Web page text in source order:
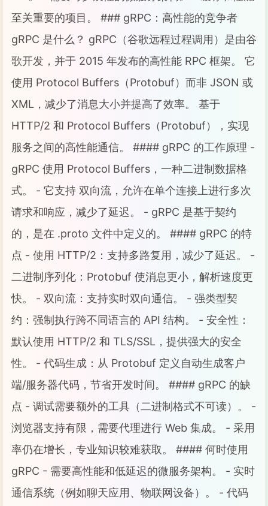
至关重要的项目。 ### gRPC：高性能的竞争者
gRPC 是什么？ gRPC（谷歌远程过程调用）是由谷
歌开发，并于 2015 年发布的高性能 RPC 框架。 它
使用 Protocol Buffers（Protobuf）而非 JSON 或
XML，减少了消息大小并提高了效率。 基于
HTTP/2 和 Protocol Buffers（Protobuf），实现
服务之间的高性能通信。 #### gRPC 的工作原理 -
gRPC 使用 Protocol Buffers，一种二进制数据格
式。 - 它支持 双向流，允许在单个连接上进行多次
请求和响应，减少了延迟。 - gRPC 是基于契约
的，是在 .proto 文件中定义的。 #### gRPC 的特
点 - 使用 HTTP/2：支持多路复用，减少了延迟。 -
二进制序列化：Protobuf 使消息更小，解析速度更
快。 - 双向流：支持实时双向通信。 - 强类型契
约：强制执行跨不同语言的 API 结构。 - 安全性：
默认使用 HTTP/2 和 TLS/SSL，提供强大的安全
性。 - 代码生成：从 Protobuf 定义自动生成客户
端/服务器代码，节省开发时间。 #### gRPC 的缺
点 - 调试需要额外的工具（二进制格式不可读）。 -
浏览器支持有限，需要代理进行 Web 集成。 - 采用
率仍在增长，专业知识较难获取。 #### 何时使用
gRPC - 需要高性能和低延迟的微服务架构。 - 实时
通信系统（例如聊天应用、物联网设备）。 - 代码